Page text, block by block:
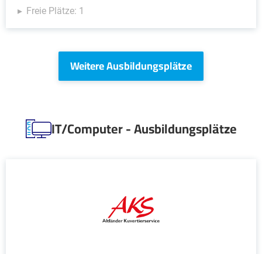
Freie Plätze: 1
Weitere Ausbildungsplätze
IT/Computer - Ausbildungsplätze